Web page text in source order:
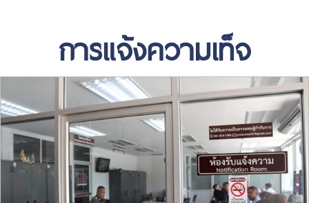
การแจ้งความเท็จ